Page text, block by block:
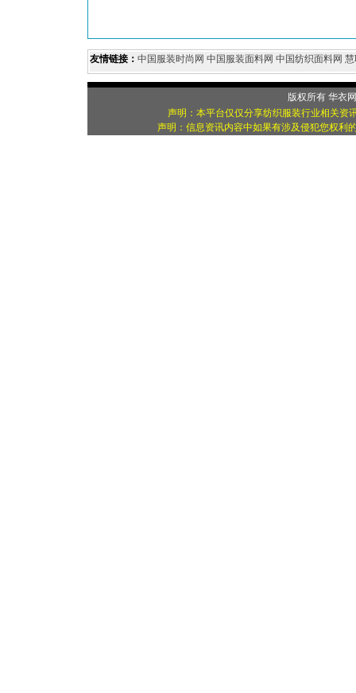
友情链接： 中国服装时尚网 中国服装面料网 中国纺织面料网
版权所有 华衣网
声明：本平台仅仅分享纺织服装行业相关资
声明：信息资讯内容中如果有涉及侵犯您权利